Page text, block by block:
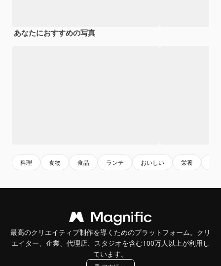
あなたにおすすめの写真
料理 食物 食品 ランチ おいしい 栄養
最高のクリエイティブ制作を導くためのプラットフォーム。クリ
エイター、企業、代理店、スタジオを含む100万人以上が利用し
ています。